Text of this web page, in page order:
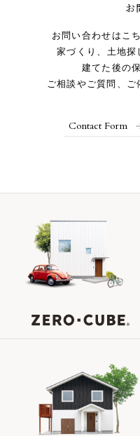
お
お問い合わせはこ
家づくり、土地探
建てた後の
ご相談やご質問、ご
Contact Form